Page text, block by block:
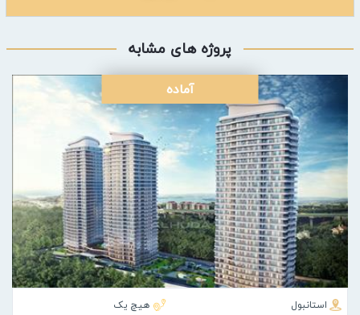
پروژه های مشابه
آماده
استانبول
هیچ یک